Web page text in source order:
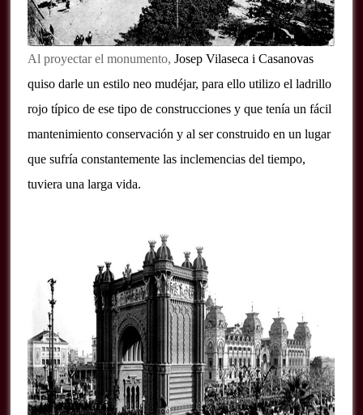
Al proyectar el monumento,Josep Vilaseca i Casanovas
quiso darle un estilo neo mudéjar, para ello utilizo el ladrillo
rojo típico de ese tipo de construcciones y que tenía un fácil
mantenimiento conservación y al ser construido en un lugar
que sufría constantemente las inclemencias del tiempo,
tuviera una larga vida.